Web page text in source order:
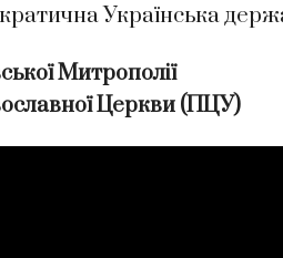
Українська
Митрополії
Церкви (ПЦУ)